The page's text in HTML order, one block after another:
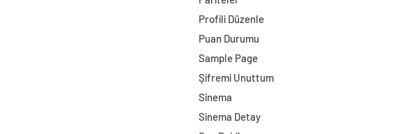
Profili Düzenle
Puan Durumu
Sample Page
Şifremi Unuttum
Sinema
Sinema Detay